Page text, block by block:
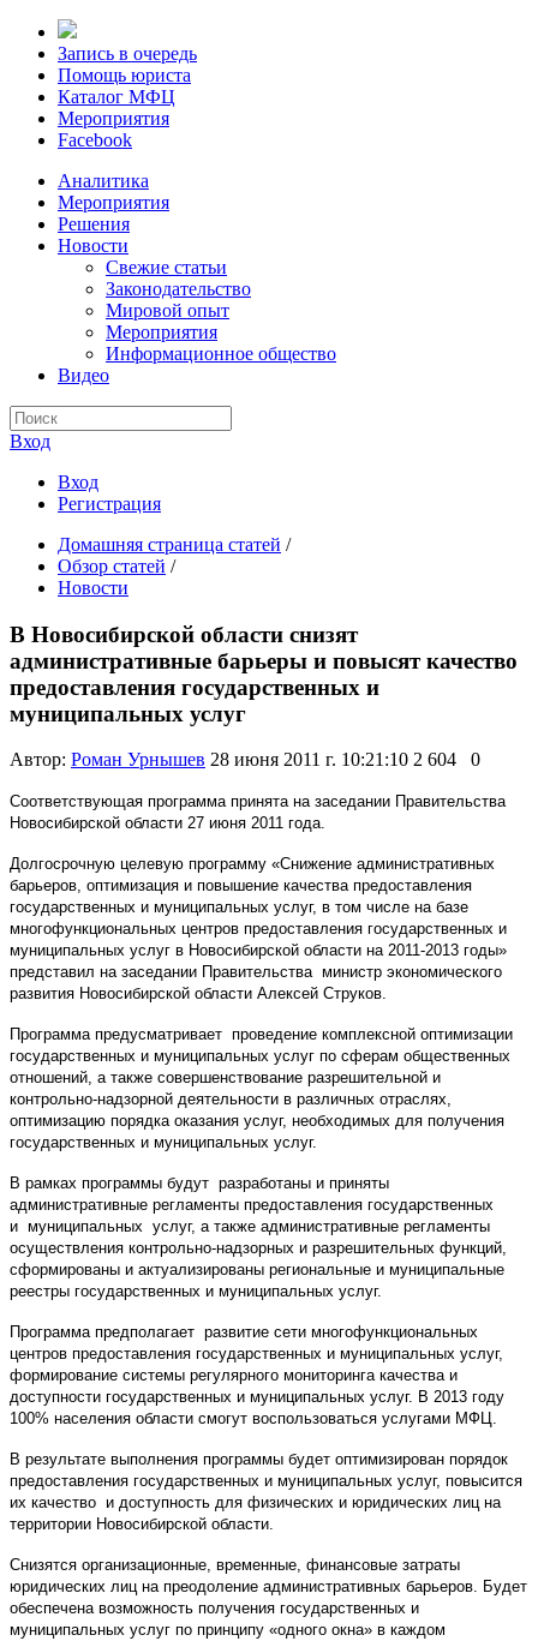
Запись в очередь
Помощь юриста
Каталог МФЦ
Мероприятия
Facebook
Аналитика
Мероприятия
Решения
Новости
Свежие статьи
Законодательство
Мировой опыт
Мероприятия
Информационное общество
Видео
Вход
Вход
Регистрация
Домашняя страница статей /
Обзор статей /
Новости
В Новосибирской области снизят
административные барьеры и повысят качество
предоставления государственных и
муниципальных услуг
Автор: Роман Урнышев 28 июня 2011 г. 10:21:10 2 604 0
​Соответствующая программа принята на заседании Правительства
Новосибирской области 27 июня 2011 года.​
Долгосрочную целевую программу «Снижение административных
барьеров, оптимизация и повышение качества предоставления
государственных и муниципальных услуг, в том числе на базе
многофункциональных центров предоставления государственных и
муниципальных услуг в Новосибирской области на 2011-2013 годы»
представил на заседании Правительства министр экономического
развития Новосибирской области Алексей Струков.​
Программа предусматривает проведение комплексной оптимизации
государственных и муниципальных услуг по сферам общественных
отношений, а также совершенствование разрешительной и
контрольно-надзорной деятельности в различных отраслях,
оптимизацию порядка оказания услуг, необходимых для получения
государственных и муниципальных услуг.
В рамках программы будут разработаны и приняты
административные регламенты предоставления государственных
и муниципальных услуг, а также административные регламенты
осуществления контрольно-надзорных и разрешительных функций,
сформированы и актуализированы региональные и муниципальные
реестры государственных и муниципальных услуг.
Программа предполагает развитие сети многофункциональных
центров предоставления государственных и муниципальных услуг,
формирование системы регулярного мониторинга качества и
доступности государственных и муниципальных услуг. В 2013 году
100% населения области смогут воспользоваться услугами МФЦ.
В результате выполнения программы будет оптимизирован порядок
предоставления государственных и муниципальных услуг, повысится
их качество и доступность для физических и юридических лиц на
территории Новосибирской области.
Снизятся организационные, временные, финансовые затраты
юридических лиц на преодоление административных барьеров. Будет
обеспечена возможность получения государственных и
муниципальных услуг по принципу «одного окна» в каждом